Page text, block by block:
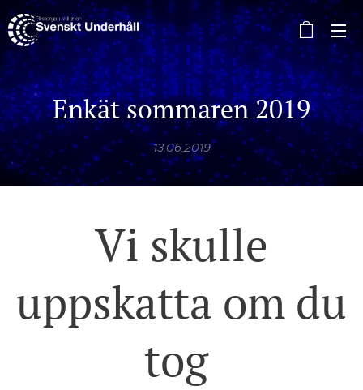
Enkät sommaren 2019
13.06.2019
Vi skulle
uppskatta om du
tog